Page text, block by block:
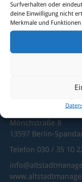
Surfverhalten oder
deine Einwilligung nicht
Merkmale und
Sie haben
Dann
Mönchstraße 8
13597 Berlin-
Telefon 030 / 35 10